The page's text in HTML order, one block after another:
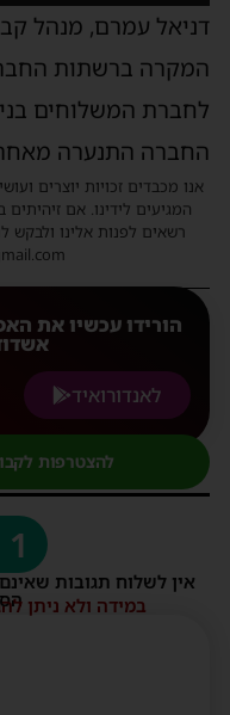
דניאל עמרם, מנהל
המקרה ברשתות
לחברת המשלוחים
החברה התנערה
אנו מכבדים זכויות יוצרים
המגיעים לידינו. אם
רשאים לפנות אלינו
הורידו עכשיו את
לאנדורואיד
להצטרפות
1 תגובות
אין לשלוח תגובות
במידה ולא ניתן